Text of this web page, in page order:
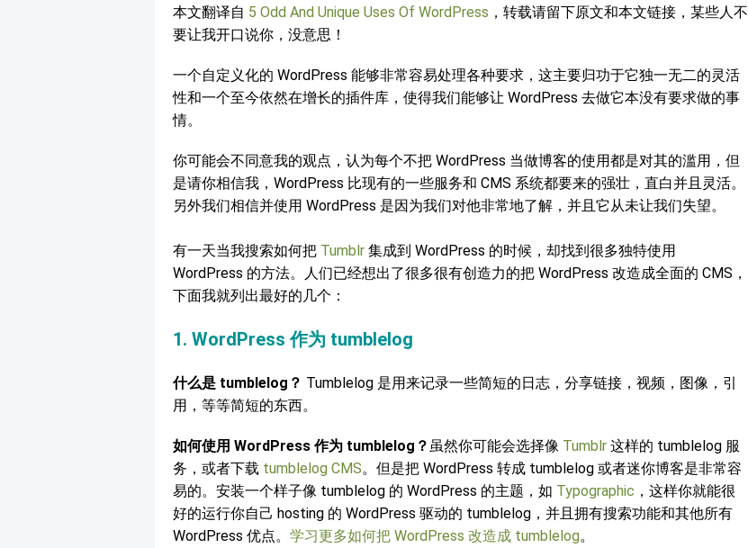
本文翻译自 5 Odd And Unique Uses Of WordPress ，转载请留下原文和本文链接，某些人不
要让我开口说你，没意思！
一个自定义化的 WordPress 能够非常容易处理各种要求，这主要归功于它独一无二的灵活
性和一个至今依然在增长的插件库，使得我们能够让 WordPress 去做它本没有要求做的事
情。
你可能会不同意我的观点，认为每个不把 WordPress 当做博客的使用都是对其的滥用，但
是请你相信我，WordPress 比现有的一些服务和 CMS 系统都要来的强壮，直白并且灵活。
另外我们相信并使用 WordPress 是因为我们对他非常地了解，并且它从未让我们失望。
有一天当我搜索如何把 Tumblr 集成到 WordPress 的时候，却找到很多独特使用
WordPress 的方法。人们已经想出了很多很有创造力的把 WordPress 改造成全面的 CMS，
下面我就列出最好的几个：
1. WordPress 作为 tumblelog
什么是 tumblelog？ Tumblelog 是用来记录一些简短的日志，分享链接，视频，图像，引
用，等等简短的东西。
如何使用 WordPress 作为 tumblelog？虽然你可能会选择像 Tumblr 这样的 tumblelog 服
务，或者下载 tumblelog CMS。但是把 WordPress 转成 tumblelog 或者迷你博客是非常容
易的。安装一个样子像 tumblelog 的 WordPress 的主题，如 Typographic ，这样你就能很
好的运行你自己 hosting 的 WordPress 驱动的 tumblelog，并且拥有搜索功能和其他所有
WordPress 优点。 学习更多如何把 WordPress 改造成 tumblelog。